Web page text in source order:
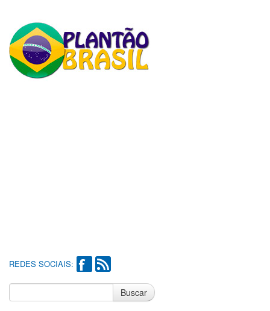
REDES SOCIAIS:
Buscar